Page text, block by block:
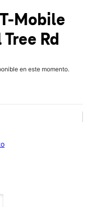
KS 67037
Mobile
Tree Rd
en este momento.